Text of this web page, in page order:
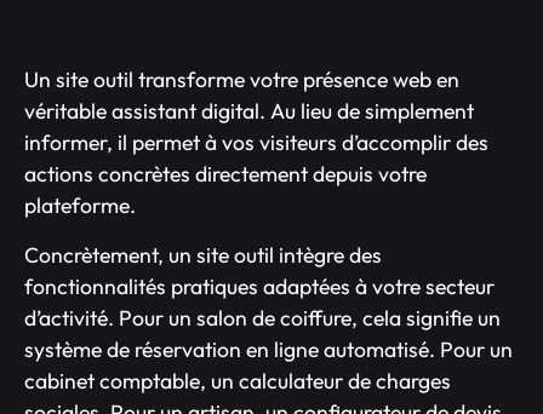
Un site outil transforme votre présence web en
véritable assistant digital. Au lieu de simplement
informer, il permet à vos visiteurs d’accomplir des
actions concrètes directement depuis votre
plateforme.
Concrètement, un site outil intègre des
fonctionnalités pratiques adaptées à votre secteur
d’activité. Pour un salon de coiffure, cela signifie un
système de réservation en ligne automatisé. Pour un
cabinet comptable, un calculateur de charges